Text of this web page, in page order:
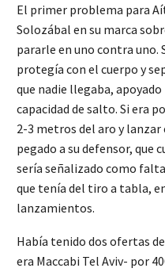
El primer problema para
Solozábal en su marca
pararle en uno contra uno.
protegía con el cuerpo y
que nadie llegaba,
capacidad de salto. Si era
2-3 metros del aro y
pegado a su defensor, que
sería señalizado como
que tenía del tiro a tabla,
lanzamientos.
Había tenido dos ofertas
era Maccabi Tel Aviv- por